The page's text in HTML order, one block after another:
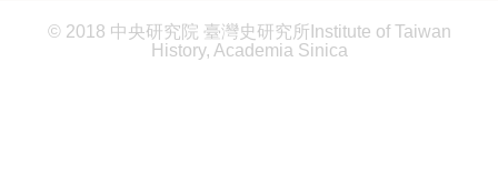
© 2018 中央研究院 臺灣史研究所Institute of Taiwan
History, Academia Sinica